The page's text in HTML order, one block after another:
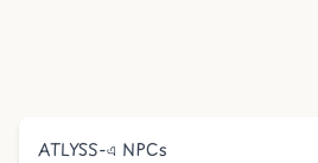
ATLYSS-এ NPCs